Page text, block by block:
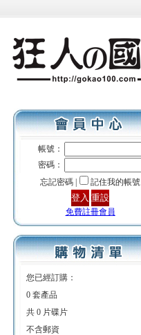
帳號：
密碼：
忘記密碼 |
記住我的帳號
免費註冊會員
您已經訂購：
0 套產品
共 0 片碟片
不含郵資